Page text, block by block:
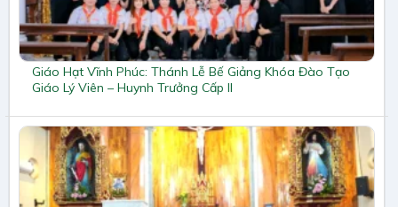
Giáo Hạt Vĩnh Phúc: Thánh Lễ Bế Giảng Khóa Đào Tạo
Giáo Lý Viên – Huynh Trưởng Cấp II